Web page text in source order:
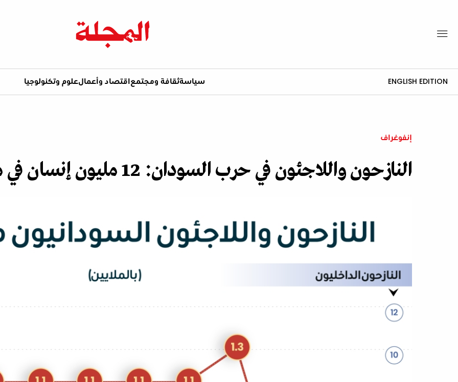
ENGLISH EDITION سياسةثقافة ومجتمع اقتصاد وأعمالعلوم وتكنولوجيا
إنفوغراف
النازحون واللاجئون في حرب السودان: 12 مليون إنسان في مهب الآلام